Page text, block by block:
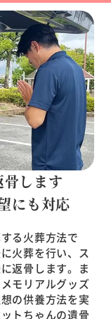
します
にも対応
る火葬方法で
火葬を行い、ス
返骨します。ま
モリアルグッズ
の供養方法を実
トちゃんの遺骨